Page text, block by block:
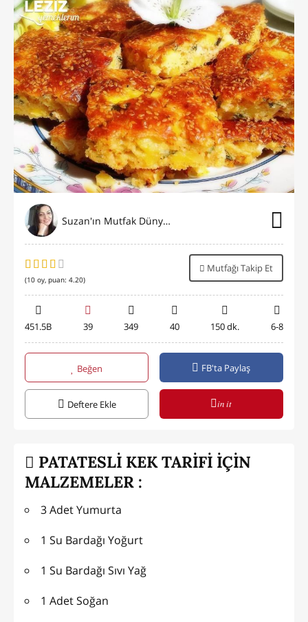
Suzan'ın Mutfak Dünyası
(10 oy, puan: 4.20)
Mutfağı Takip Et
451.5B 39 349 40 150 dk. 6-8
Beğen FB'ta Paylaş
Deftere Ekle in it
PATATESLİ KEK TARİFİ İÇİN
MALZEMELER :
3 Adet Yumurta
1 Su Bardağı Yoğurt
1 Su Bardağı Sıvı Yağ
1 Adet Soğan